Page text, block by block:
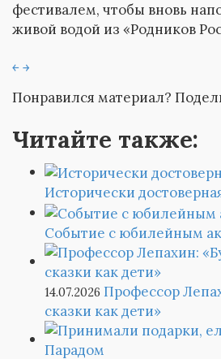
фестивалем, чтобы вновь
живой водой из «Родников
￩ ￫
Понравился материал?
Читайте также:
Исторически
Событие с юбилейным
14.07.2026 Профессор
сказки как дети»